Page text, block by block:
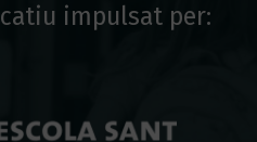
impulsat per: